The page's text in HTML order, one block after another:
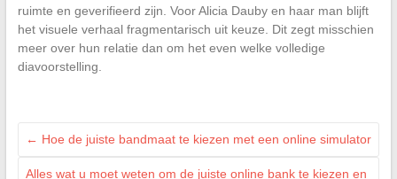
ruimte en geverifieerd zijn. Voor Alicia Dauby en haar man blijft
het visuele verhaal fragmentarisch uit keuze. Dit zegt misschien
meer over hun relatie dan om het even welke volledige
diavoorstelling.
← Hoe de juiste bandmaat te kiezen met een online simulator
Alles wat u moet weten om de juiste online bank te kiezen en